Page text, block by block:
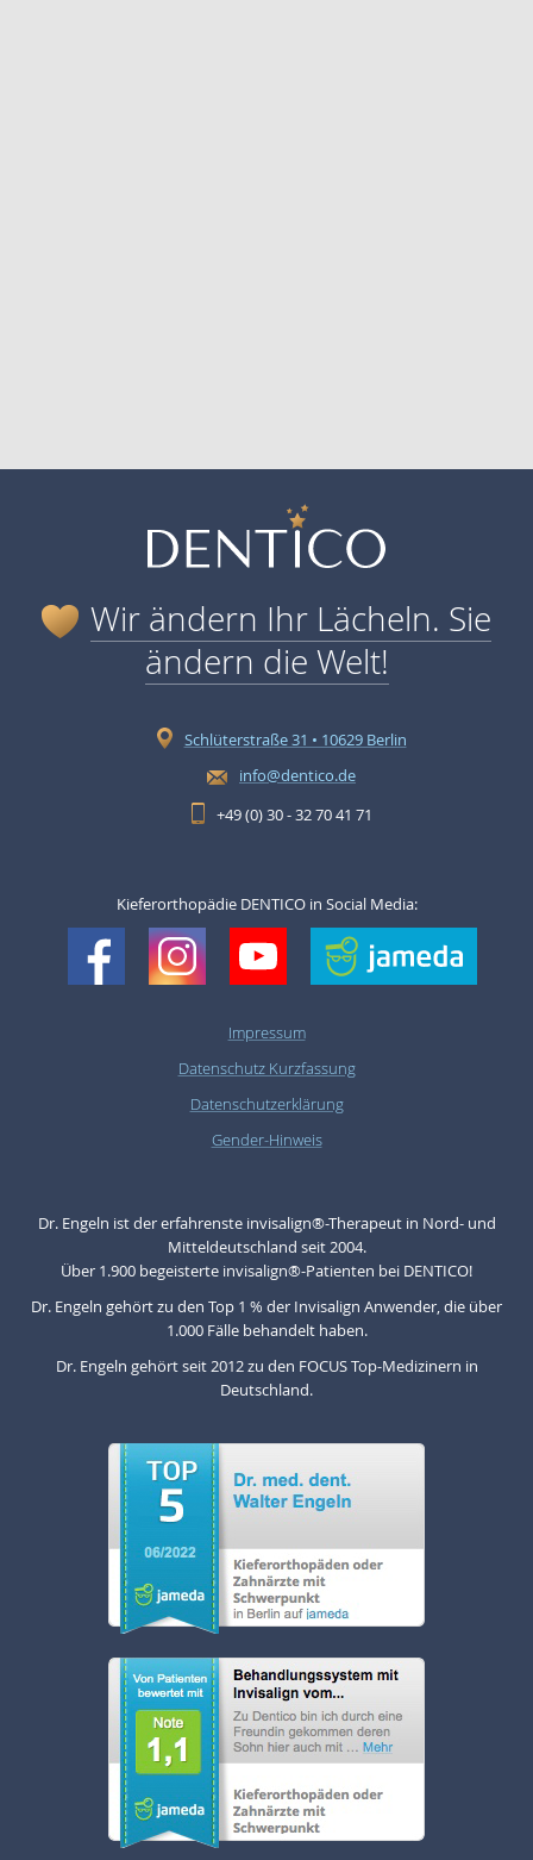
Wir ändern Ihr Lächeln. Sie
ändern die Welt!
Schlüterstraße 31 • 10629 Berlin
info@dentico.de
+49 (0) 30 - 32 70 41 71
Kieferorthopädie DENTICO in Social Media:
Impressum
Datenschutz Kurzfassung
Datenschutzerklärung
Gender-Hinweis
Dr. Engeln ist der erfahrenste invisalign®-Therapeut in Nord- und
Mitteldeutschland seit 2004.
Über 1.900 begeisterte invisalign®-Patienten bei DENTICO!
Dr. Engeln gehört zu den Top 1 % der Invisalign Anwender, die über
1.000 Fälle behandelt haben.
Dr. Engeln gehört seit 2012 zu den FOCUS Top-Medizinern in
Deutschland.